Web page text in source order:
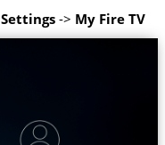
Settings-> My Fire TV